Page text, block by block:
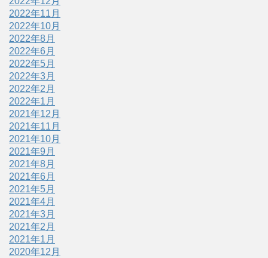
2022年11月
2022年10月
2022年8月
2022年6月
2022年5月
2022年3月
2022年2月
2022年1月
2021年12月
2021年11月
2021年10月
2021年9月
2021年8月
2021年6月
2021年5月
2021年4月
2021年3月
2021年2月
2021年1月
2020年12月